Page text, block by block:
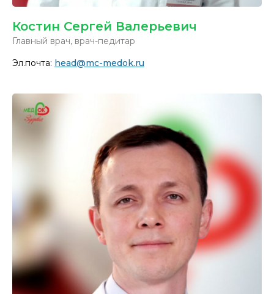
Костин Сергей Валерьевич
Главный врач, врач-педитар
Эл.почта: head@mc-medok.ru